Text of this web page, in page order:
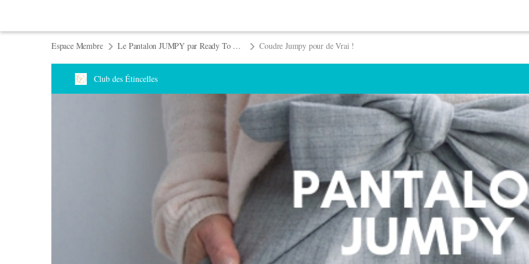
Espace Membre Le Pantalon JUMPY par Ready To Sew Coudre Jumpy pour de Vrai !
Club des Étincelles